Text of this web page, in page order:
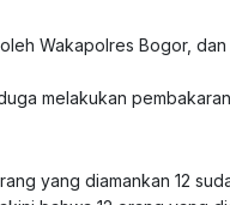
Wakapolres Bogor,
melakukan
yang diamankan 12